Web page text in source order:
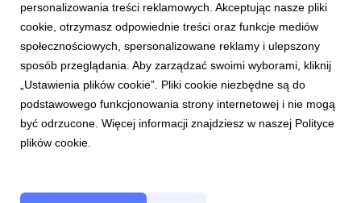
EDUKACJA KLIMAT
personalizowania treści reklamowych. Akceptując nasze pliki
cookie, otrzymasz odpowiednie treści oraz funkcje mediów
społecznościowych, spersonalizowane reklamy i ulepszony
sposób przeglądania. Aby zarządzać swoimi wyborami, kliknij
„Ustawienia plików cookie”. Pliki cookie niezbędne są do
podstawowego funkcjonowania strony internetowej i nie mogą
być odrzucone. Więcej informacji znajdziesz w naszej Polityce
plików cookie.